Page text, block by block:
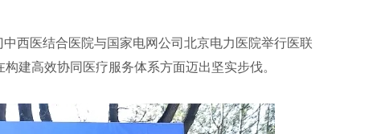
西医结合医院与国家电网公司北京电力医院举行医联
建高效协同医疗服务体系方面迈出坚实步伐。